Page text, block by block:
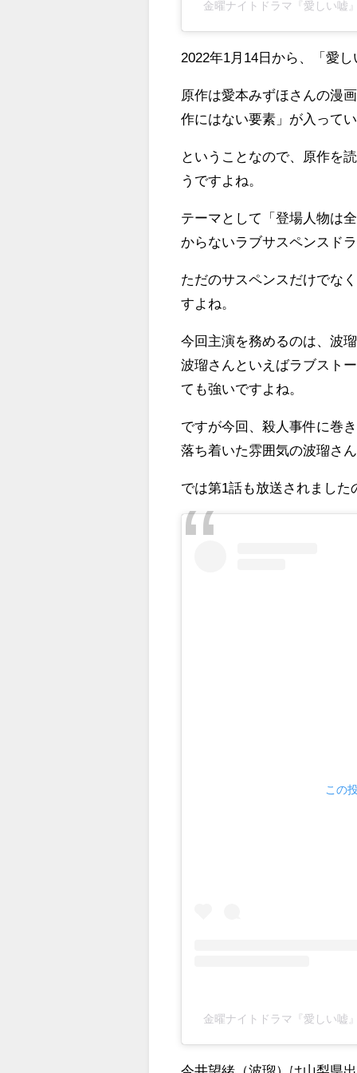
金曜ナイトドラマ『愛しい嘘
2022年1月14日から、「愛
原作は愛本みずほさんの漫
作にはない要素」が入って
ということなので、原作を
うですよね。
テーマとして「登場人物は
からないラブサスペンスド
ただのサスペンスだけでな
すよね。
今回主演を務めるのは、波
波瑠さんといえばラブスト
ても強いですよね。
ですが今回、殺人事件に巻
落ち着いた雰囲気の波瑠さ
では第1話も放送されまし
この
金曜ナイトドラマ『愛しい嘘
今井望緒（波瑠）は山梨県